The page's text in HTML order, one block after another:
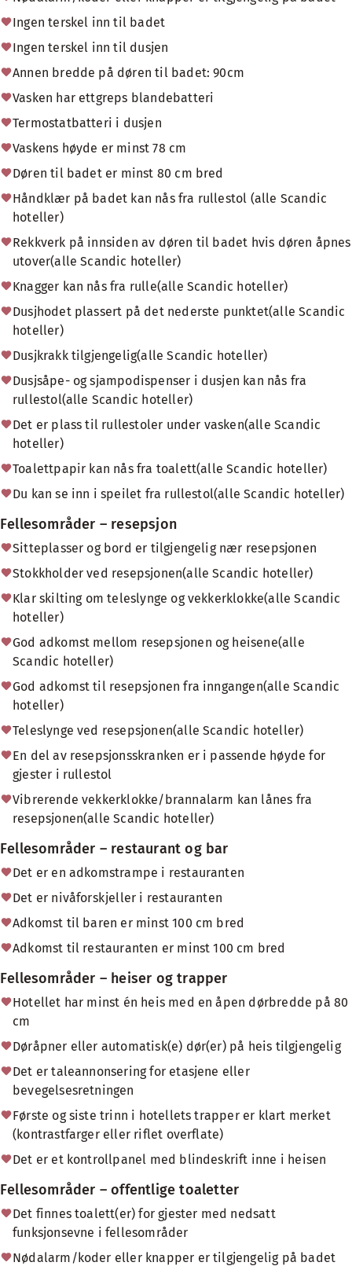
Ingen terskel inn til badet
Ingen terskel inn til dusjen
Annen bredde på døren til badet: 90cm
Vasken har ettgreps blandebatteri
Termostatbatteri i dusjen
Vaskens høyde er minst 78 cm
Døren til badet er minst 80 cm bred
Håndklær på badet kan nås fra rullestol (alle Scandic
hoteller)
Rekkverk på innsiden av døren til badet hvis døren åpnes
utover(alle Scandic hoteller)
Knagger kan nås fra rulle(alle Scandic hoteller)
Dusjhodet plassert på det nederste punktet(alle Scandic
hoteller)
Dusjkrakk tilgjengelig(alle Scandic hoteller)
Dusjsåpe- og sjampodispenser i dusjen kan nås fra
rullestol(alle Scandic hoteller)
Det er plass til rullestoler under vasken(alle Scandic
hoteller)
Toalettpapir kan nås fra toalett(alle Scandic hoteller)
Du kan se inn i speilet fra rullestol(alle Scandic hoteller)
Fellesområder – resepsjon
Sitteplasser og bord er tilgjengelig nær resepsjonen
Stokkholder ved resepsjonen(alle Scandic hoteller)
Klar skilting om teleslynge og vekkerklokke(alle Scandic
hoteller)
God adkomst mellom resepsjonen og heisene(alle
Scandic hoteller)
God adkomst til resepsjonen fra inngangen(alle Scandic
hoteller)
Teleslynge ved resepsjonen(alle Scandic hoteller)
En del av resepsjonsskranken er i passende høyde for
gjester i rullestol
Vibrerende vekkerklokke/brannalarm kan lånes fra
resepsjonen(alle Scandic hoteller)
Fellesområder – restaurant og bar
Det er en adkomstrampe i restauranten
Det er nivåforskjeller i restauranten
Adkomst til baren er minst 100 cm bred
Adkomst til restauranten er minst 100 cm bred
Fellesområder – heiser og trapper
Hotellet har minst én heis med en åpen dørbredde på 80
cm
Døråpner eller automatisk(e) dør(er) på heis tilgjengelig
Det er taleannonsering for etasjene eller
bevegelsesretningen
Første og siste trinn i hotellets trapper er klart merket
(kontrastfarger eller riflet overflate)
Det er et kontrollpanel med blindeskrift inne i heisen
Fellesområder – offentlige toaletter
Det finnes toalett(er) for gjester med nedsatt
funksjonsevne i fellesområder
Nødalarm/koder eller knapper er tilgjengelig på badet